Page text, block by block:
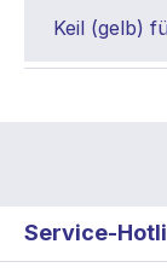
Keil (gelb)
Service-